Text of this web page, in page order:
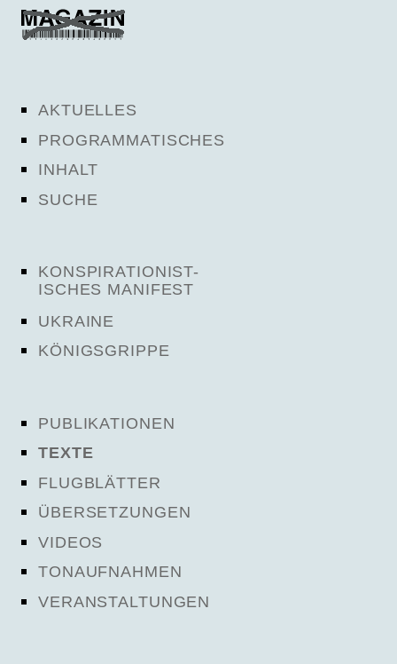
AKTUELLES
PROGRAMMATISCHES
INHALT
SUCHE
KONSPIRATIONIST-
ISCHES MANIFEST
UKRAINE
KÖNIGSGRIPPE
PUBLIKATIONEN
TEXTE
FLUGBLÄTTER
ÜBERSETZUNGEN
VIDEOS
TONAUFNAHMEN
VERANSTALTUNGEN